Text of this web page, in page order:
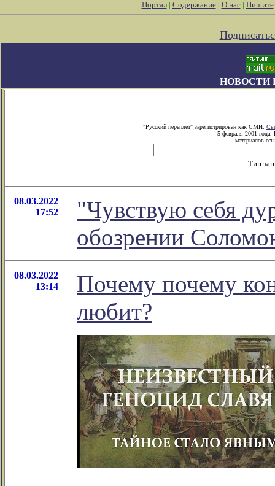
Портал| Содержание| О нас| Пишите
НОВОСТИ
"Русский переплет" зарегистрирован как СМИ.
5 февраля 2001 года.
материалов
Тип
08.03.2022
17:52
"Чувствую себя
обозрении
08.03.2022
13:14
Почему почему
любит?